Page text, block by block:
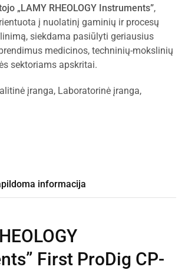
„LAMY RHEOLOGY Instruments”,
į nuolatinį gaminių ir procesų
siekdama pasiūlyti geriausius
medicinos, techninių-mokslinių
sektoriams apskritai.
įranga, Laboratorinė įranga,
informacija
First ProDig CP-